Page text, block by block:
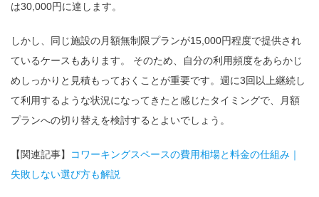
は30,000円に達します。
しかし、同じ施設の月額無制限プランが15,000円程度で提供され
ているケースもあります。 そのため、自分の利用頻度をあらかじ
めしっかりと見積もっておくことが重要です。週に3回以上継続し
て利用するような状況になってきたと感じたタイミングで、月額
プランへの切り替えを検討するとよいでしょう。
【関連記事】
コワーキングスペースの費用相場と料金の仕組み｜
失敗しない選び方も解説